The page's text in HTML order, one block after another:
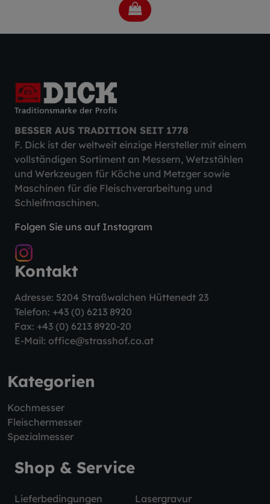
BESSER AUS TRADITION SEIT 1778
F. Dick ist der weltweit einzige Hersteller mit einem
vollständigen Sortiment an Messern, Wetzstählen
und Werkzeugen für Köche und Metzger sowie
Maschinen für die Fleischverarbeitung und
Schleifmaschinen.
Folgen Sie uns auf Instagram
Kontakt
Adresse: 5204 Straßwalchen Hüttenedt 23
Telefon: +43 (0) 6213 8920
Fax: +43 (0) 6213 8920-20
E-Mail: office@strasshof.co.at
Kategorien
Kochmesser
Fleischermesser
Spezialmesser
Shop & Service
Lieferbedingungen Lasergravur